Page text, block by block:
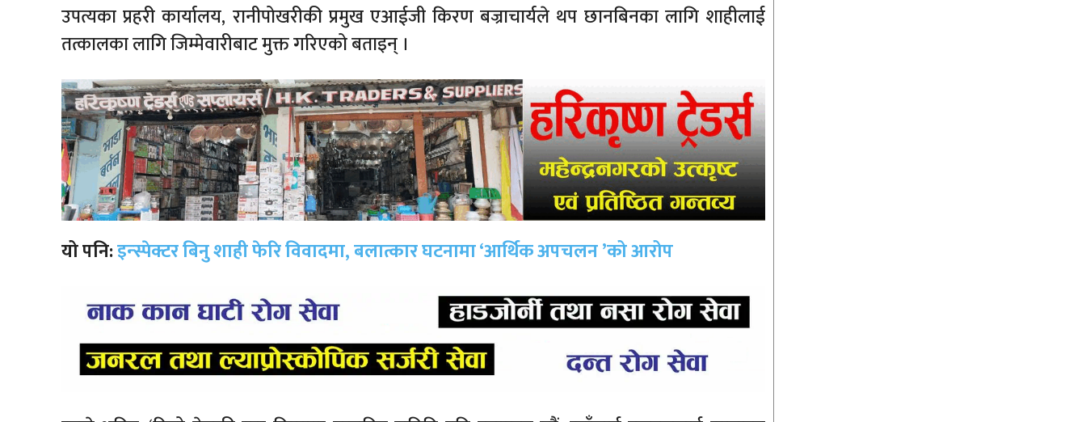
उपत्यका प्रहरी कार्यालय, रानीपोखरीकी प्रमुख एआईजी किरण बज्राचार्यले थप छानबिनका लागि शाहीलाई
तत्कालका लागि जिम्मेवारीबाट मुक्त गरिएको बताइन् ।
यो पनि:इन्स्पेक्टर बिनु शाही फेरि विवादमा, बलात्कार घटनामा ‘आर्थिक अपचलन ’को आरोप